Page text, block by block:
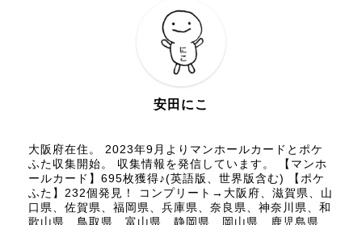
安田にこ
大阪府在住。 2023年9月よりマンホールカードとポケ
ふた収集開始。 収集情報を発信しています。 【マンホ
ールカード】695枚獲得♪(英語版、世界版含む) 【ポケ
ふた】232個発見！ コンプリート→大阪府、滋賀県、山
口県、佐賀県、福岡県、兵庫県、奈良県、神奈川県、和
歌山県、鳥取県、富山県、静岡県、岡山県、鹿児島県、